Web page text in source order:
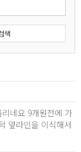
색
네요 9개원전에 가
옆라인을 이식해서